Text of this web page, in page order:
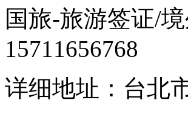
国旅-旅游签证/
15711656768
详细地址：台北